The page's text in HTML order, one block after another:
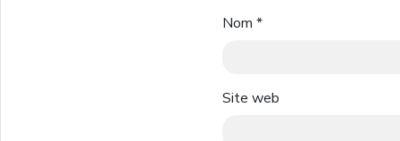
Nom *
Site web